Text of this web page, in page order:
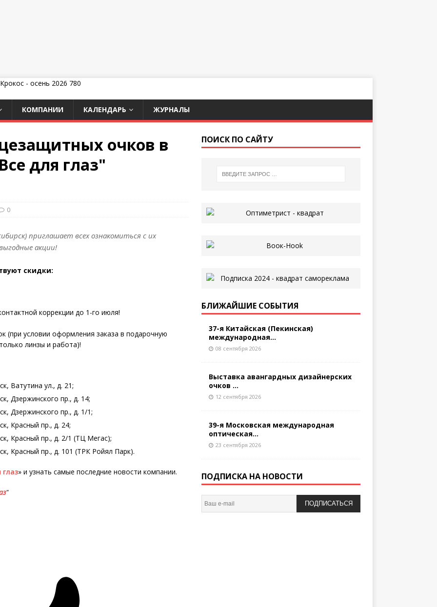
КОМПАНИИ КАЛЕНДАРЬ ЖУРНАЛЫ
очков в
для глаз"
0
приглашает всех ознакомиться с их
акции!
скидки:
коррекции до 1-го июля!
(при условии оформления заказа в подарочную
линзы и работа)!
Ватутина ул., д. 21;
Дзержинского пр., д. 14;
Дзержинского пр., д. 1/1;
Красный пр., д. 24;
Красный пр., д. 2/1 (ТЦ Мегас);
Красный пр., д. 101 (ТРК Ройял Парк).
глаз» и узнать самые последние новости компании.
"
ПОИСК ПО САЙТУ
БЛИЖАЙШИЕ СОБЫТИЯ
37-я Китайская (Пекинская)
международная...
08 сентября 2026
Выставка авангардных дизайнерских
очков ...
12 сентября 2026
39-я Московская международная
оптическая...
23 сентября 2026
ПОДПИСКА НА НОВОСТИ
ПОДПИСАТЬСЯ